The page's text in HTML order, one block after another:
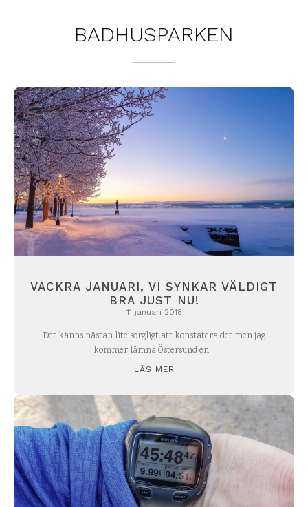
BADHUSPARKEN
VACKRA JANUARI, VI SYNKAR VÄLDIGT
BRA JUST NU!
11 januari 2018
Det känns nästan lite sorgligt att konstatera det men jag
kommer lämna Östersund en...
LÄS MER